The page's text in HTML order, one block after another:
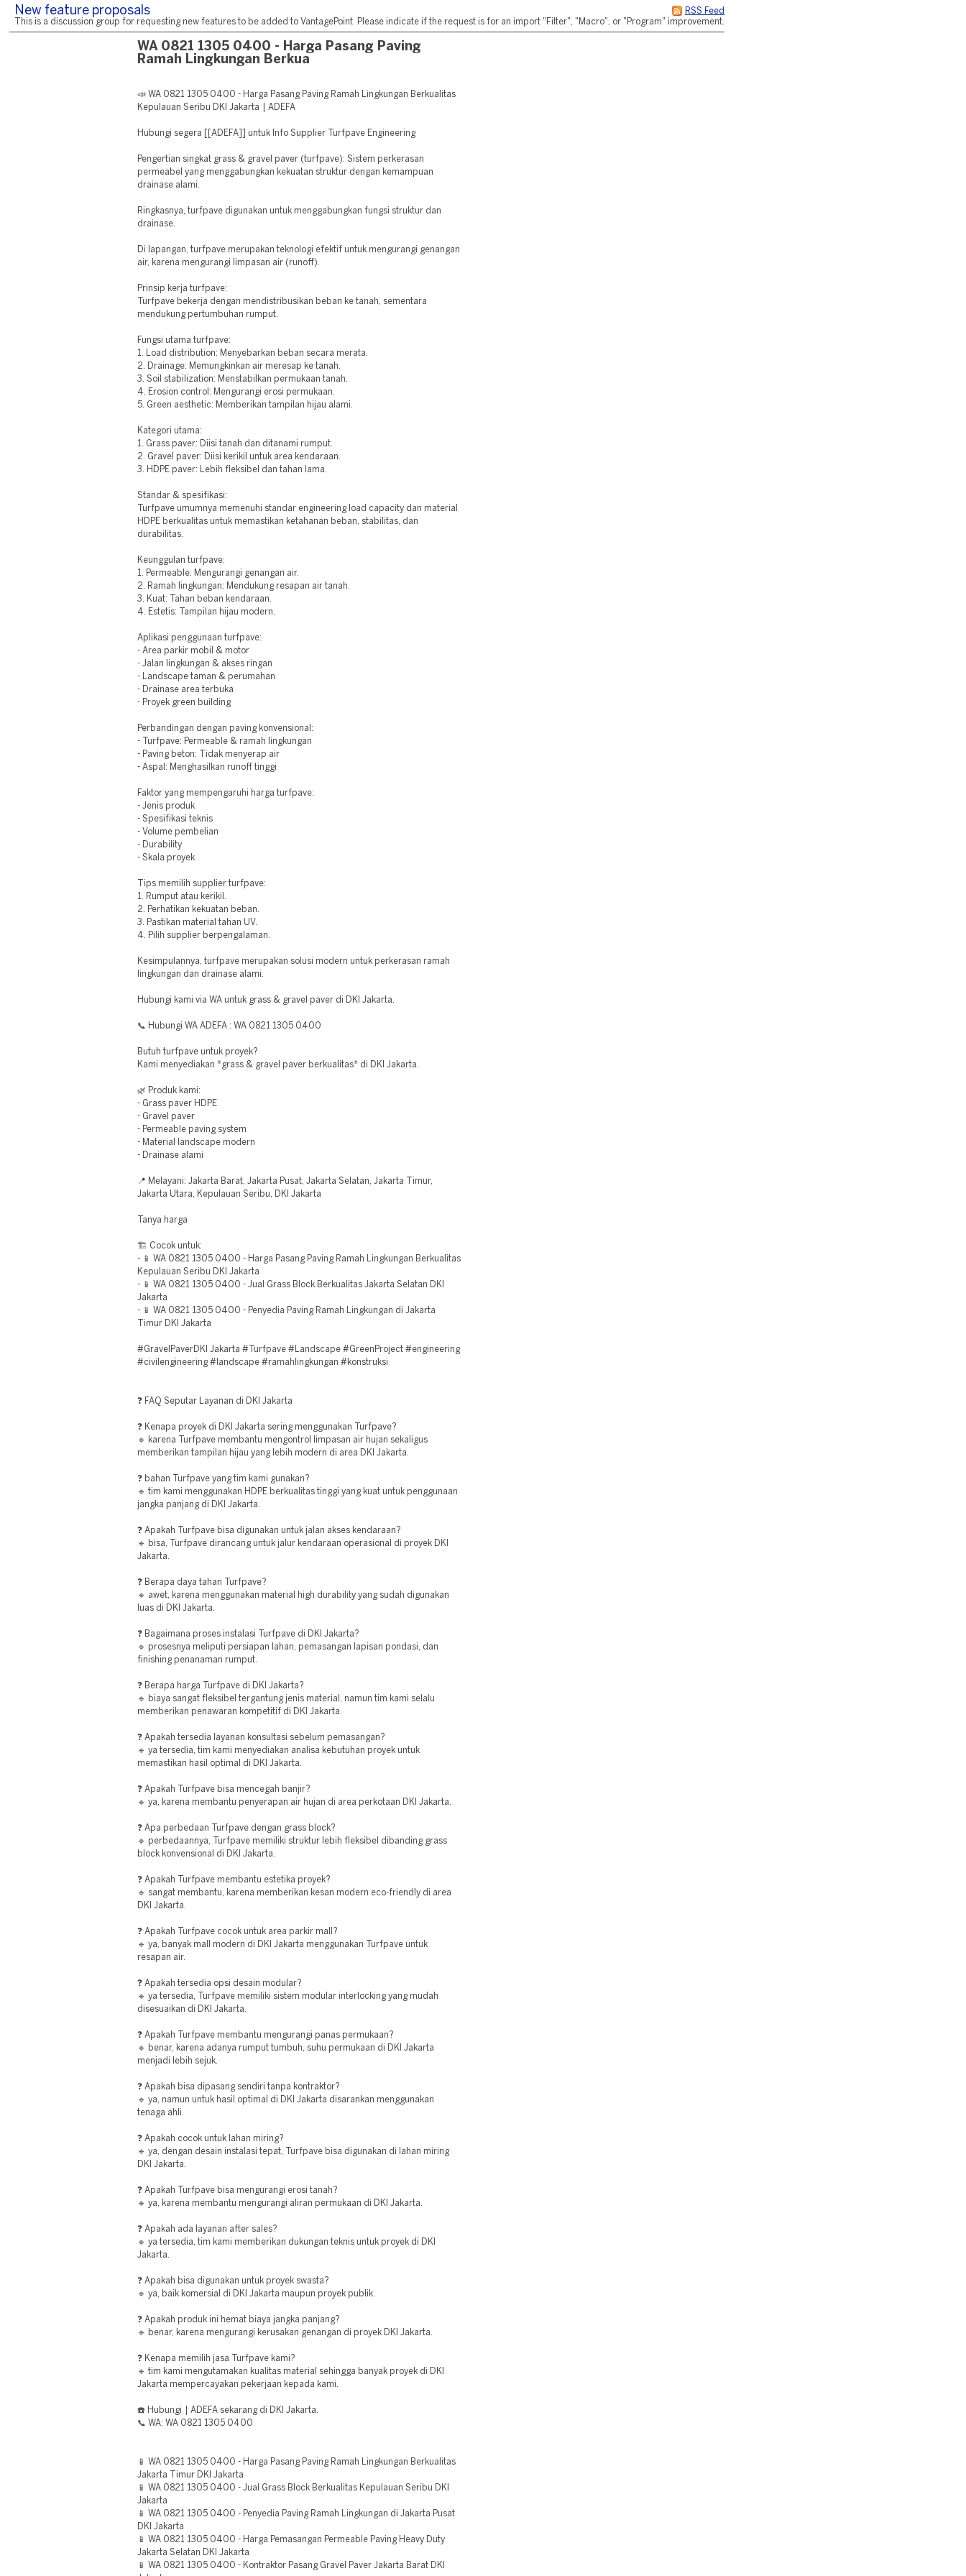
RSS Feed
New feature proposals
This is a discussion group for requesting new features to be added to VantagePoint. Please indicate if the request is for an import "Filter", "Macro", or "Program" improvement.
WA 0821 1305 0400 - Harga Pasang Paving
Ramah Lingkungan Berkua
📣 WA 0821 1305 0400 - Harga Pasang Paving Ramah Lingkungan Berkualitas
Kepulauan Seribu DKI Jakarta | ADEFA
Hubungi segera [[ADEFA]] untuk Info Supplier Turfpave Engineering
Pengertian singkat grass & gravel paver (turfpave): Sistem perkerasan
permeabel yang menggabungkan kekuatan struktur dengan kemampuan
drainase alami.
Ringkasnya, turfpave digunakan untuk menggabungkan fungsi struktur dan
drainase.
Di lapangan, turfpave merupakan teknologi efektif untuk mengurangi genangan
air, karena mengurangi limpasan air (runoff).
Prinsip kerja turfpave:
Turfpave bekerja dengan mendistribusikan beban ke tanah, sementara
mendukung pertumbuhan rumput.
Fungsi utama turfpave:
1. Load distribution: Menyebarkan beban secara merata.
2. Drainage: Memungkinkan air meresap ke tanah.
3. Soil stabilization: Menstabilkan permukaan tanah.
4. Erosion control: Mengurangi erosi permukaan.
5. Green aesthetic: Memberikan tampilan hijau alami.
Kategori utama:
1. Grass paver: Diisi tanah dan ditanami rumput.
2. Gravel paver: Diisi kerikil untuk area kendaraan.
3. HDPE paver: Lebih fleksibel dan tahan lama.
Standar & spesifikasi:
Turfpave umumnya memenuhi standar engineering load capacity dan material
HDPE berkualitas untuk memastikan ketahanan beban, stabilitas, dan
durabilitas.
Keunggulan turfpave:
1. Permeable: Mengurangi genangan air.
2. Ramah lingkungan: Mendukung resapan air tanah.
3. Kuat: Tahan beban kendaraan.
4. Estetis: Tampilan hijau modern.
Aplikasi penggunaan turfpave:
- Area parkir mobil & motor
- Jalan lingkungan & akses ringan
- Landscape taman & perumahan
- Drainase area terbuka
- Proyek green building
Perbandingan dengan paving konvensional:
- Turfpave: Permeable & ramah lingkungan
- Paving beton: Tidak menyerap air
- Aspal: Menghasilkan runoff tinggi
Faktor yang mempengaruhi harga turfpave:
- Jenis produk
- Spesifikasi teknis
- Volume pembelian
- Durability
- Skala proyek
Tips memilih supplier turfpave:
1. Rumput atau kerikil.
2. Perhatikan kekuatan beban.
3. Pastikan material tahan UV.
4. Pilih supplier berpengalaman.
Kesimpulannya, turfpave merupakan solusi modern untuk perkerasan ramah
lingkungan dan drainase alami.
Hubungi kami via WA untuk grass & gravel paver di DKI Jakarta.
📞 Hubungi WA ADEFA : WA 0821 1305 0400
Butuh turfpave untuk proyek?
Kami menyediakan *grass & gravel paver berkualitas* di DKI Jakarta.
🌿 Produk kami:
- Grass paver HDPE
- Gravel paver
- Permeable paving system
- Material landscape modern
- Drainase alami
📍 Melayani: Jakarta Barat, Jakarta Pusat, Jakarta Selatan, Jakarta Timur,
Jakarta Utara, Kepulauan Seribu, DKI Jakarta
Tanya harga
🏗️ Cocok untuk:
- 📱 WA 0821 1305 0400 - Harga Pasang Paving Ramah Lingkungan Berkualitas
Kepulauan Seribu DKI Jakarta
- 📱 WA 0821 1305 0400 - Jual Grass Block Berkualitas Jakarta Selatan DKI
Jakarta
- 📱 WA 0821 1305 0400 - Penyedia Paving Ramah Lingkungan di Jakarta
Timur DKI Jakarta
#GravelPaverDKI Jakarta #Turfpave #Landscape #GreenProject #engineering
#civilengineering #landscape #ramahlingkungan #konstruksi
❓ FAQ Seputar Layanan di DKI Jakarta
❓ Kenapa proyek di DKI Jakarta sering menggunakan Turfpave?
🔹 karena Turfpave membantu mengontrol limpasan air hujan sekaligus
memberikan tampilan hijau yang lebih modern di area DKI Jakarta.
❓ bahan Turfpave yang tim kami gunakan?
🔹 tim kami menggunakan HDPE berkualitas tinggi yang kuat untuk penggunaan
jangka panjang di DKI Jakarta.
❓ Apakah Turfpave bisa digunakan untuk jalan akses kendaraan?
🔹 bisa, Turfpave dirancang untuk jalur kendaraan operasional di proyek DKI
Jakarta.
❓ Berapa daya tahan Turfpave?
🔹 awet, karena menggunakan material high durability yang sudah digunakan
luas di DKI Jakarta.
❓ Bagaimana proses instalasi Turfpave di DKI Jakarta?
🔹 prosesnya meliputi persiapan lahan, pemasangan lapisan pondasi, dan
finishing penanaman rumput.
❓ Berapa harga Turfpave di DKI Jakarta?
🔹 biaya sangat fleksibel tergantung jenis material, namun tim kami selalu
memberikan penawaran kompetitif di DKI Jakarta.
❓ Apakah tersedia layanan konsultasi sebelum pemasangan?
🔹 ya tersedia, tim kami menyediakan analisa kebutuhan proyek untuk
memastikan hasil optimal di DKI Jakarta.
❓ Apakah Turfpave bisa mencegah banjir?
🔹 ya, karena membantu penyerapan air hujan di area perkotaan DKI Jakarta.
❓ Apa perbedaan Turfpave dengan grass block?
🔹 perbedaannya, Turfpave memiliki struktur lebih fleksibel dibanding grass
block konvensional di DKI Jakarta.
❓ Apakah Turfpave membantu estetika proyek?
🔹 sangat membantu, karena memberikan kesan modern eco-friendly di area
DKI Jakarta.
❓ Apakah Turfpave cocok untuk area parkir mall?
🔹 ya, banyak mall modern di DKI Jakarta menggunakan Turfpave untuk
resapan air.
❓ Apakah tersedia opsi desain modular?
🔹 ya tersedia, Turfpave memiliki sistem modular interlocking yang mudah
disesuaikan di DKI Jakarta.
❓ Apakah Turfpave membantu mengurangi panas permukaan?
🔹 benar, karena adanya rumput tumbuh, suhu permukaan di DKI Jakarta
menjadi lebih sejuk.
❓ Apakah bisa dipasang sendiri tanpa kontraktor?
🔹 ya, namun untuk hasil optimal di DKI Jakarta disarankan menggunakan
tenaga ahli.
❓ Apakah cocok untuk lahan miring?
🔹 ya, dengan desain instalasi tepat, Turfpave bisa digunakan di lahan miring
DKI Jakarta.
❓ Apakah Turfpave bisa mengurangi erosi tanah?
🔹 ya, karena membantu mengurangi aliran permukaan di DKI Jakarta.
❓ Apakah ada layanan after sales?
🔹 ya tersedia, tim kami memberikan dukungan teknis untuk proyek di DKI
Jakarta.
❓ Apakah bisa digunakan untuk proyek swasta?
🔹 ya, baik komersial di DKI Jakarta maupun proyek publik.
❓ Apakah produk ini hemat biaya jangka panjang?
🔹 benar, karena mengurangi kerusakan genangan di proyek DKI Jakarta.
❓ Kenapa memilih jasa Turfpave kami?
🔹 tim kami mengutamakan kualitas material sehingga banyak proyek di DKI
Jakarta mempercayakan pekerjaan kepada kami.
☎️ Hubungi | ADEFA sekarang di DKI Jakarta.
📞 WA: WA 0821 1305 0400
📱 WA 0821 1305 0400 - Harga Pasang Paving Ramah Lingkungan Berkualitas
Jakarta Timur DKI Jakarta
📱 WA 0821 1305 0400 - Jual Grass Block Berkualitas Kepulauan Seribu DKI
Jakarta
📱 WA 0821 1305 0400 - Penyedia Paving Ramah Lingkungan di Jakarta Pusat
DKI Jakarta
📱 WA 0821 1305 0400 - Harga Pemasangan Permeable Paving Heavy Duty
Jakarta Selatan DKI Jakarta
📱 WA 0821 1305 0400 - Kontraktor Pasang Gravel Paver Jakarta Barat DKI